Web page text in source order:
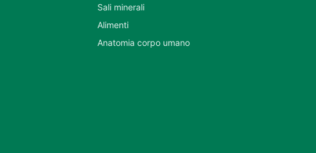
Sali minerali
Alimenti
Anatomia corpo umano